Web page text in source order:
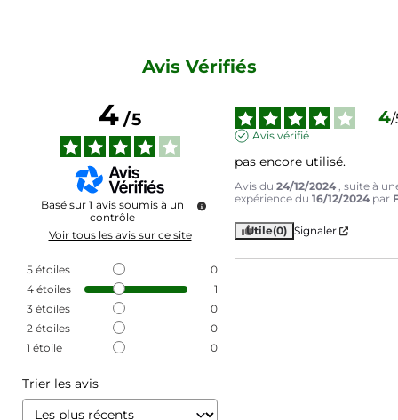
Avis Vérifiés
4/5
Basé sur 1 avis soumis à un
contrôle
Voir tous les avis sur ce site
5 étoiles
0
4 étoiles
1
3 étoiles
0
2 étoiles
0
1 étoile 0
Trier les avis
4/
Avis vérifié
pas encore utilisé.
Avis du24/12/2024 , suite à
expérience du16/12/2024 par
Utile(0) Signaler